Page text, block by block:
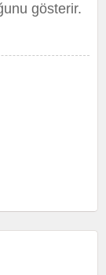
gösterir.